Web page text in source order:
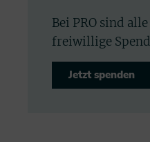
Bei PRO sind
freiwillige
Jetzt spenden